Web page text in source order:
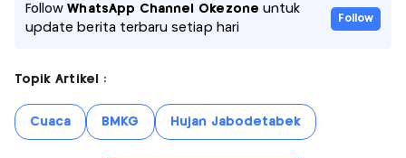
FollowWhatsApp Channel Okezone untuk
update berita terbaru setiap hari
Follow
Topik Artikel :
Cuaca BMKG Hujan Jabodetabek